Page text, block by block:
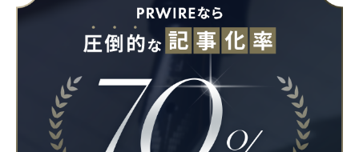
Japanese
English